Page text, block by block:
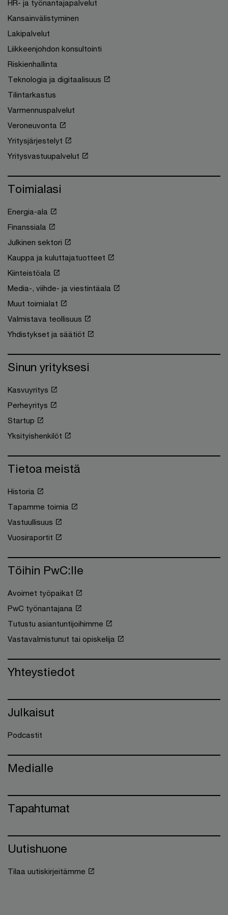
HR- ja työnantajapalvelut
Kansainvälistyminen
Lakipalvelut
Liikkeenjohdon konsultointi
Riskienhallinta
Teknologia ja digitaalisuus
Tilintarkastus
Varmennuspalvelut
Veroneuvonta
Yritysjärjestelyt
Yritysvastuupalvelut
Toimialasi
Energia-ala
Finanssiala
Julkinen sektori
Kauppa ja kuluttajatuotteet
Kiinteistöala
Media-, viihde- ja viestintäala
Muut toimialat
Valmistava teollisuus
Yhdistykset ja säätiöt
Sinun yrityksesi
Kasvuyritys
Perheyritys
Startup
Yksityishenkilöt
Tietoa meistä
Historia
Tapamme toimia
Vastuullisuus
Vuosiraportit
Töihin PwC:lle
Avoimet työpaikat
PwC työnantajana
Tutustu asiantuntijoihimme
Vastavalmistunut tai opiskelija
Yhteystiedot
Julkaisut
Podcastit
Medialle
Tapahtumat
Uutishuone
Tilaa uutiskirjeitämme